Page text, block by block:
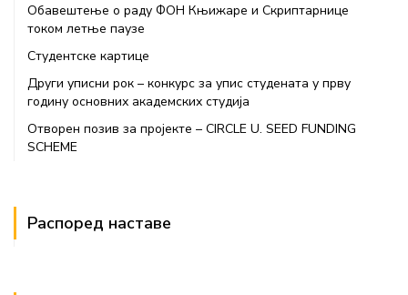
Обавештење о раду ФОН Књижаре и Скриптарнице
током летње паузе
Студентске картице
Други уписни рок – конкурс за упис студената у прву
годину основних академских студија
Отворен позив за пројекте – CIRCLE U. SEED FUNDING
SCHEME
Распоред наставе